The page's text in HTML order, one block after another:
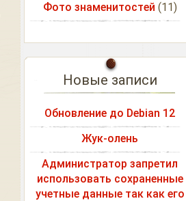
Фото знаменитостей (11)
Новые записи
Обновление до Debian 12
Жук-олень
Администратор запретил
использовать сохраненные
учетные данные так как его